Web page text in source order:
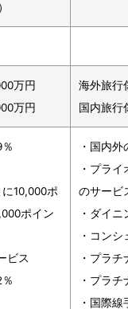
万円
万円
海外旅行
国内旅
10,000ポ
ポイン
ビス
・国内
・プラ
のサービ
・ダイ
・コン
・プラ
・プラ
・国際